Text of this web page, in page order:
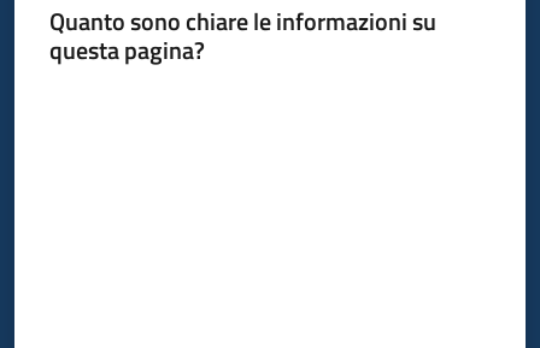
Quanto sono chiare le informazioni su
questa pagina?